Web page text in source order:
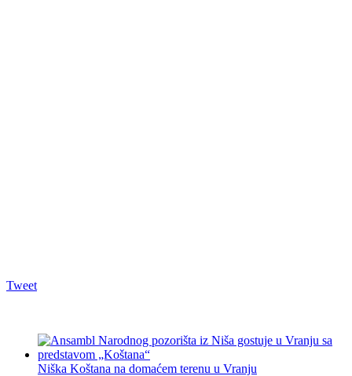
Tweet
Niška Koštana na domaćem terenu u Vranju